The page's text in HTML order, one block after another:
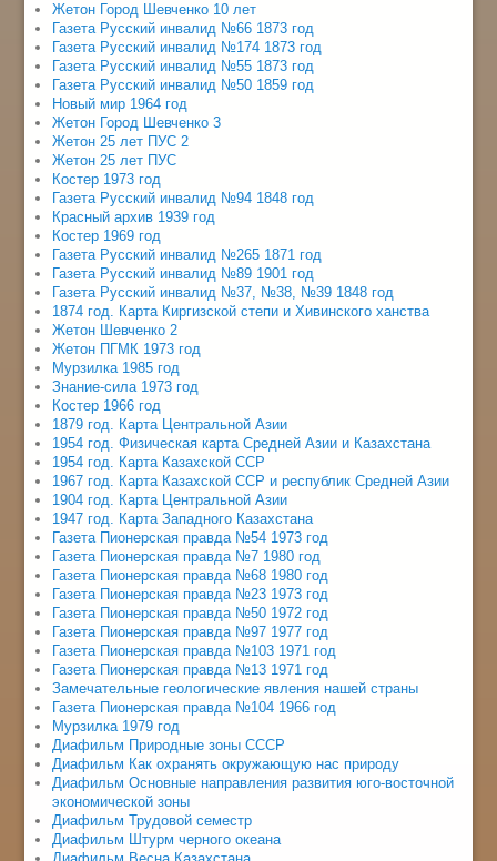
Жетон Город Шевченко 10 лет
Газета Русский инвалид №66 1873 год
Газета Русский инвалид №174 1873 год
Газета Русский инвалид №55 1873 год
Газета Русский инвалид №50 1859 год
Новый мир 1964 год
Жетон Город Шевченко 3
Жетон 25 лет ПУС 2
Жетон 25 лет ПУС
Костер 1973 год
Газета Русский инвалид №94 1848 год
Красный архив 1939 год
Костер 1969 год
Газета Русский инвалид №265 1871 год
Газета Русский инвалид №89 1901 год
Газета Русский инвалид №37, №38, №39 1848 год
1874 год. Карта Киргизской степи и Хивинского ханства
Жетон Шевченко 2
Жетон ПГМК 1973 год
Мурзилка 1985 год
Знание-сила 1973 год
Костер 1966 год
1879 год. Карта Центральной Азии
1954 год. Физическая карта Средней Азии и Казахстана
1954 год. Карта Казахской ССР
1967 год. Карта Казахской ССР и республик Средней Азии
1904 год. Карта Центральной Азии
1947 год. Карта Западного Казахстана
Газета Пионерская правда №54 1973 год
Газета Пионерская правда №7 1980 год
Газета Пионерская правда №68 1980 год
Газета Пионерская правда №23 1973 год
Газета Пионерская правда №50 1972 год
Газета Пионерская правда №97 1977 год
Газета Пионерская правда №103 1971 год
Газета Пионерская правда №13 1971 год
Замечательные геологические явления нашей страны
Газета Пионерская правда №104 1966 год
Мурзилка 1979 год
Диафильм Природные зоны СССР
Диафильм Как охранять окружающую нас природу
Диафильм Основные направления развития юго-восточной
экономической зоны
Диафильм Трудовой семестр
Диафильм Штурм черного океана